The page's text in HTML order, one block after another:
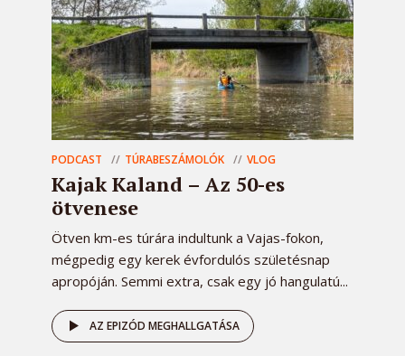
PODCAST TÚRABESZÁMOLÓK VLOG
Kajak Kaland – Az 50-es
ötvenese
Ötven km-es túrára indultunk a Vajas-fokon,
mégpedig egy kerek évfordulós születésnap
apropóján. Semmi extra, csak egy jó hangulatú...
AZ EPIZÓD MEGHALLGATÁSA